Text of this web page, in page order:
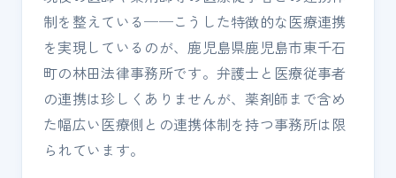
制を整えている──こうした特徴的な医療連携
を実現しているのが、鹿児島県鹿児島市東千石
町の林田法律事務所です。弁護士と医療従事者
の連携は珍しくありませんが、薬剤師まで含め
た幅広い医療側との連携体制を持つ事務所は限
られています。